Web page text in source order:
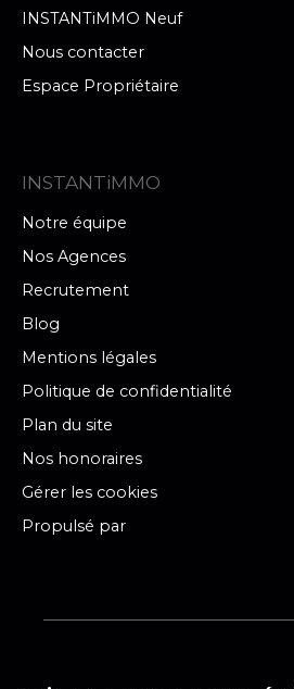
INSTANTiMMO Neuf
Nous contacter
Espace Propriétaire
INSTANTiMMO
Notre équipe
Nos Agences
Recrutement
Blog
Mentions légales
Politique de confidentialité
Plan du site
Nos honoraires
Gérer les cookies
Propulsé par